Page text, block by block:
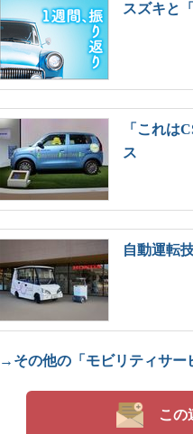
スズキと
「これは
ス
自動運転
→その他の「モビリティサー
この